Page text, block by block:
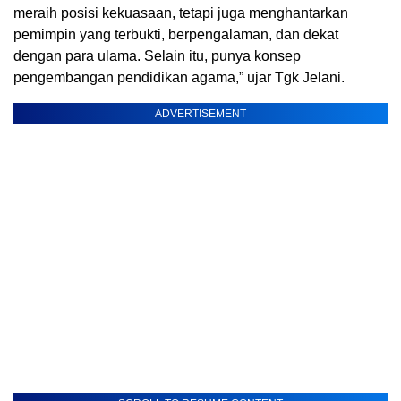
meraih posisi kekuasaan, tetapi juga menghantarkan
pemimpin yang terbukti, berpengalaman, dan dekat
dengan para ulama. Selain itu, punya konsep
pengembangan pendidikan agama,” ujar Tgk Jelani.
ADVERTISEMENT